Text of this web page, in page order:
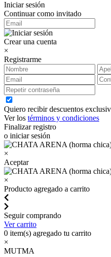
Iniciar sesión
Continuar como invitado
Crear una cuenta
×
Registrarme
Quiero recibir descuentos
Ver los términos y condiciones
Finalizar registro
o iniciar sesión
×
Aceptar
×
Producto agregado a carrito
Seguir comprando
Ver carrito
0 item(s) agregado tu carrito
×
MUTMA